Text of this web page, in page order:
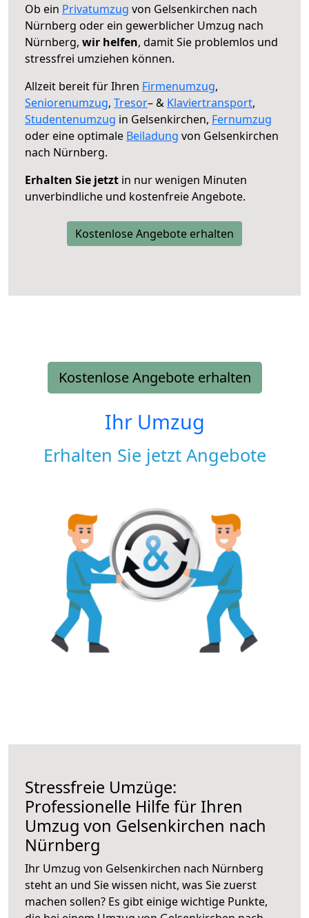
Ob ein Privatumzug von Gelsenkirchen nach
Nürnberg oder ein gewerblicher Umzug nach
Nürnberg, wir helfen, damit Sie problemlos und
stressfrei umziehen können.
Allzeit bereit für Ihren Firmenumzug,
Seniorenumzug, Tresor– & Klaviertransport,
Studentenumzug in Gelsenkirchen, Fernumzug
oder eine optimale Beiladung von Gelsenkirchen
nach Nürnberg.
Erhalten Sie jetzt in nur wenigen Minuten
unverbindliche und kostenfreie Angebote.
Kostenlose Angebote erhalten
Kostenlose Angebote erhalten
Ihr Umzug
Erhalten Sie jetzt Angebote
Stressfreie Umzüge:
Professionelle Hilfe für Ihren
Umzug von Gelsenkirchen nach
Nürnberg
Ihr Umzug von Gelsenkirchen nach Nürnberg
steht an und Sie wissen nicht, was Sie zuerst
machen sollen? Es gibt einige wichtige Punkte,